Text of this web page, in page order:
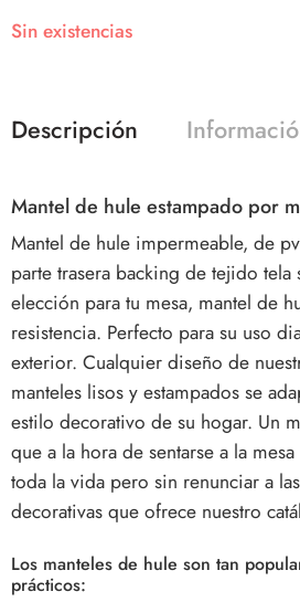
Sin existencias
Descripción
Mantel de hule estampado por
Mantel de hule impermeable, de
parte trasera backing de tejido tela
elección para tu mesa, mantel de
resistencia. Perfecto para su uso
exterior. Cualquier diseño de
manteles lisos y estampados se
estilo decorativo de su hogar. Un
que a la hora de sentarse a la
toda la vida pero sin renunciar a
decorativas que ofrece nuestro
Los manteles de hule son tan
prácticos: